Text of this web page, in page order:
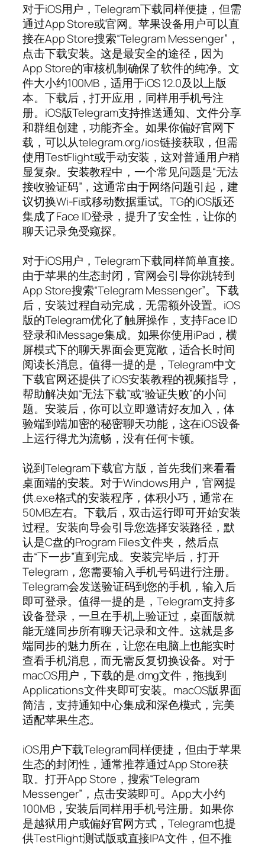
对于iOS用户，Telegram下载同样便捷，但需
通过App Store或官网。苹果设备用户可以直
接在App Store搜索“Telegram Messenger”，
点击下载安装。这是最安全的途径，因为
App Store的审核机制确保了软件的纯净。文
件大小约100MB，适用于iOS 12.0及以上版
本。下载后，打开应用，同样用手机号注
册。iOS版Telegram支持推送通知、文件分享
和群组创建，功能齐全。如果你偏好官网下
载，可以从telegram.org/ios链接获取，但需
使用TestFlight或手动安装，这对普通用户稍
显复杂。安装教程中，一个常见问题是“无法
接收验证码”，这通常由于网络问题引起，建
议切换Wi-Fi或移动数据重试。TG的iOS版还
集成了Face ID登录，提升了安全性，让你的
聊天记录免受窥探。
对于iOS用户，Telegram下载同样简单直接。
由于苹果的生态封闭，官网会引导你跳转到
App Store搜索“Telegram Messenger”。下载
后，安装过程自动完成，无需额外设置。iOS
版的Telegram优化了触屏操作，支持Face ID
登录和iMessage集成。如果你使用iPad，横
屏模式下的聊天界面会更宽敞，适合长时间
阅读长消息。值得一提的是，Telegram中文
下载官网还提供了iOS安装教程的视频指导，
帮助解决如“无法下载”或“验证失败”的小问
题。安装后，你可以立即邀请好友加入，体
验端到端加密的秘密聊天功能，这在iOS设备
上运行得尤为流畅，没有任何卡顿。
说到Telegram下载官方版，首先我们来看看
桌面端的安装。对于Windows用户，官网提
供.exe格式的安装程序，体积小巧，通常在
50MB左右。下载后，双击运行即可开始安装
过程。安装向导会引导您选择安装路径，默
认是C盘的Program Files文件夹，然后点
击“下一步”直到完成。安装完毕后，打开
Telegram，您需要输入手机号码进行注册。
Telegram会发送验证码到您的手机，输入后
即可登录。值得一提的是，Telegram支持多
设备登录，一旦在手机上验证过，桌面版就
能无缝同步所有聊天记录和文件。这就是多
端同步的魅力所在，让您在电脑上也能实时
查看手机消息，而无需反复切换设备。对于
macOS用户，下载的是.dmg文件，拖拽到
Applications文件夹即可安装。macOS版界面
简洁，支持通知中心集成和深色模式，完美
适配苹果生态。
iOS用户下载Telegram同样便捷，但由于苹果
生态的封闭性，通常推荐通过App Store获
取。打开App Store，搜索“Telegram
Messenger”，点击安装即可。App大小约
100MB，安装后同样用手机号注册。如果你
是越狱用户或偏好官网方式，Telegram也提
供TestFlight测试版或直接IPA文件，但不推